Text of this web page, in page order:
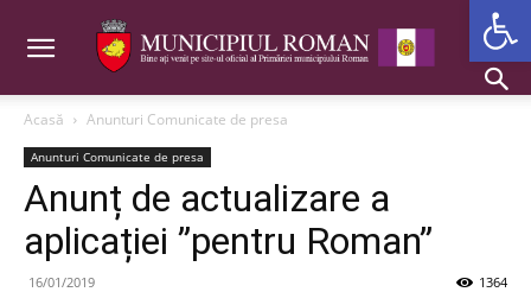
Acasă Anunturi Comunicate de presa
Anunturi Comunicate de presa
Anunț de actualizare a
aplicației ”pentru Roman”
16/01/2019 1364